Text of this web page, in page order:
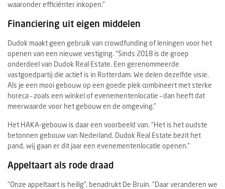
waaronder efficiënter inkopen.”
Financiering uit eigen middelen
Dudok maakt geen gebruik van crowdfunding of leningen voor het
openen van een nieuwe vestiging. “Sinds 2018 is de groep
onderdeel van Dudok Real Estate. Een gerenommeerde
vastgoedpartij die actief is in Rotterdam. We delen dezelfde visie.
Als je een mooi gebouw op een goede plek combineert met sterke
horeca – zoals een winkel of evenementenlocatie – dan heeft dat
meerwaarde voor het gebouw en de omgeving.”
Het HAKA-gebouw is daar een voorbeeld van. “Het is het oudste
betonnen gebouw van Nederland. Dudok Real Estate bezit het
pand, wij gaan er dit jaar een evenementenlocatie openen.”
Appeltaart als rode draad
“Onze appeltaart is heilig”, benadrukt De Bruin. “Daar veranderen we